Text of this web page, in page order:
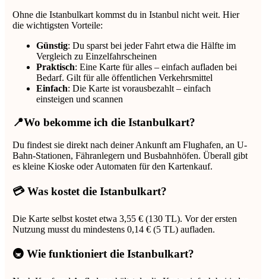
Ohne die Istanbulkart kommst du in Istanbul nicht weit. Hier
die wichtigsten Vorteile:
Günstig: Du sparst bei jeder Fahrt etwa die Hälfte im
Vergleich zu Einzelfahrscheinen
Praktisch: Eine Karte für alles – einfach aufladen bei
Bedarf. Gilt für alle öffentlichen Verkehrsmittel
Einfach: Die Karte ist vorausbezahlt – einfach
einsteigen und scannen
📍Wo bekomme ich die Istanbulkart?
Du findest sie direkt nach deiner Ankunft am Flughafen, an U-
Bahn-Stationen, Fähranlegern und Busbahnhöfen. Überall gibt
es kleine Kioske oder Automaten für den Kartenkauf.
💳 Was kostet die Istanbulkart?
Die Karte selbst kostet etwa 3,55 € (130 TL). Vor der ersten
Nutzung musst du mindestens 0,14 € (5 TL) aufladen.
🚇 Wie funktioniert die Istanbulkart?